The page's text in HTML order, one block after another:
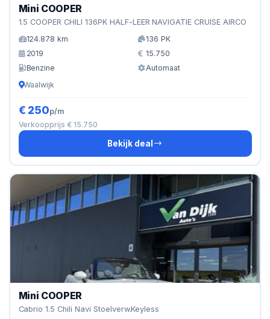
Mini COOPER
1.5 COOPER CHILI 136PK HALF-LEER NAVIGATIE CRUISE AIRCO
124.878 km
136 PK
2019
15.750
Benzine
Automaat
Waalwijk
€ 250p/m
Verkoopprijs € 15.750
Bekijk deal
Mini COOPER
Cabrio 1.5 Chili Navi Stoelverw.Keyless